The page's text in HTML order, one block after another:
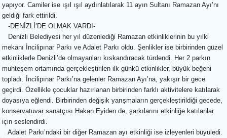
yapıyor. Camiler ise ışıl ışıl aydınlatılarak 11 ayın Sultanı Ramazan Ayı’nı
geldiği fark ettirildi.
-DENİZLİ’DE OLMAK VARDI-
Denizli Belediyesi her yıl düzenlediği Ramazan etkinliklerinin bu yılki
mekanı İncilipınar Parkı ve Adalet Parkı oldu. Şenlikler ise birbirinden güzel
etkinliklerle Denizli’de olmayanları kıskandıracak türdendi. Her 2 parkın
muhteşem ortamında gerçekleştirilen ilk günkü etkinlikler, büyük beğeni
topladı. İncilipınar Parkı’na gelenler Ramazan Ayı’na, yakışır bir gece
geçirdi. Özellikle çocuklar hazırlanan birbirinden farklı aktivitelere katılarak
doyasıya eğlendi. Birbirinden değişik yarışmaların gerçekleştirildiği gecede,
konservatuvar sanatçısı Hakan Eyiden de, şarkılarını etkinliğe katılanlar
için seslendirdi.
Adalet Parkı’ndaki bir diğer Ramazan ayı etkinliği ise izleyenleri büyüledi.